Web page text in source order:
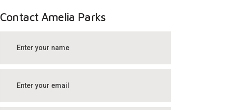
Contact Amelia Parks